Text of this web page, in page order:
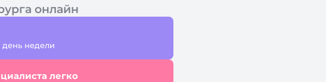
онлайн
недели
легко